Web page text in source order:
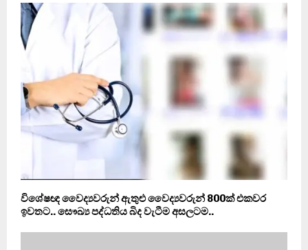
විශේෂඥ වෛද්‍යවරුන් ඇතුළු වෛද්‍යවරුන් 800ක් එකවර
ඉවතට.. සෞඛ්‍ය පද්ධතිය බිද වැටීම අසලටම..